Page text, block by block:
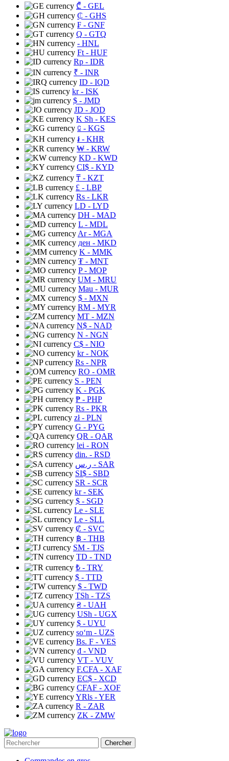
₾ - GEL
₵ - GHS
₣ - GNF
Q - GTQ
- HNL
Ft - HUF
Rp - IDR
₹ - INR
ID - IQD
kr- ISK
$ - JMD
JD - JOD
K Sh - KES
⃀ - KGS
៛ - KHR
₩ - KRW
KD - KWD
CI$ - KYD
₸ - KZT
£ - LBP
Rs - LKR
LD - LYD
DH - MAD
L - MDL
Ar- MGA
ден - MKD
K - MMK
₮ - MNT
P- MOP
UM - MRU
Mau - MUR
$ - MXN
RM - MYR
MT - MZN
N$ - NAD
N - NGN
C$ - NIO
kr- NOK
Rs - NPR
RO - OMR
S - PEN
K - PGK
₱ - PHP
Rs - PKR
zł- PLN
G - PYG
QR - QAR
lei - RON
din. - RSD
ر.س - SAR
SI$ - SBD
SR - SCR
kr- SEK
$ - SGD
Le - SLE
Le - SLL
₡ - SVC
฿ - THB
ЅМ - TJS
TD - TND
₺ - TRY
$ - TTD
$ - TWD
TSh - TZS
₴ - UAH
USh - UGX
$ - UYU
soʻm - UZS
Bs. F - VES
₫ - VND
VT - VUV
F.CFA - XAF
EC$ - XCD
CFAF - XOF
YRls - YER
R - ZAR
ZK - ZMW
Chercher